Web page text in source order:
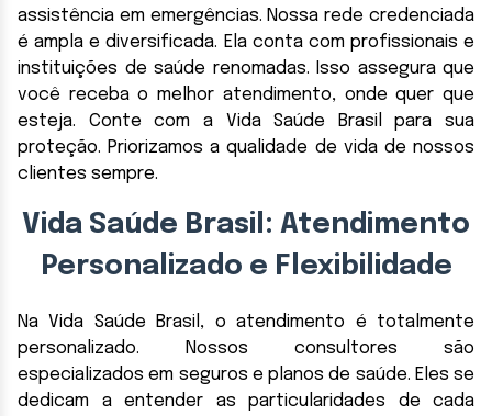
assistência em emergências. Nossa rede credenciada
é ampla e diversificada. Ela conta com profissionais e
instituições de saúde renomadas. Isso assegura que
você receba o melhor atendimento, onde quer que
esteja. Conte com a Vida Saúde Brasil para sua
proteção. Priorizamos a qualidade de vida de nossos
clientes sempre.
Vida Saúde Brasil: Atendimento
Personalizado e Flexibilidade
Na Vida Saúde Brasil, o atendimento é totalmente
personalizado. Nossos consultores são
especializados em seguros e planos de saúde. Eles se
dedicam a entender as particularidades de cada